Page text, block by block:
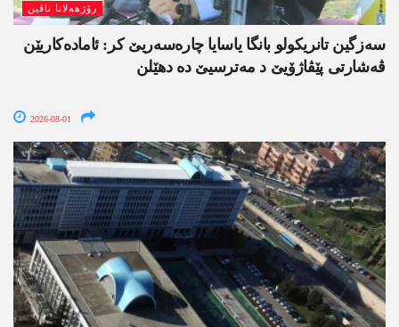
رۆژھەلاتا ناڤین
سەزگین تانریکولو بانگا یاسایا چارەسەریێ کر: ئامادەکاریێن
ڤەشارتی پێڤاژۆیێ د مەترسیێ دە دھێلن
2026-08-01